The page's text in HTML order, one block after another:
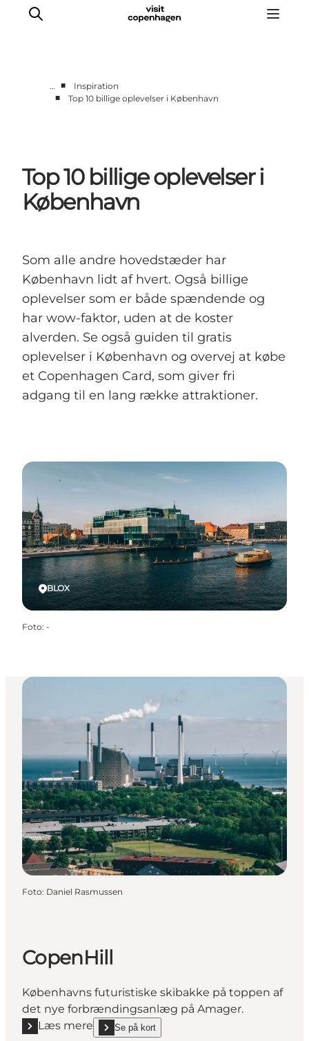
Områder
Planlæg din tur
CopenPay
… ■
Inspiration
■
Top 10 billige oplevelser i København
Top 10 billige oplevelser i
København
Som alle andre hovedstæder har
København lidt af hvert. Også billige
oplevelser som er både spændende og
har wow-faktor, uden at de koster
alverden. Se også guiden til gratis
oplevelser i København og overvej at købe
et Copenhagen Card, som giver fri
adgang til en lang række attraktioner.
BLOX
Foto: -
Foto: Daniel Rasmussen
CopenHill
Københavns futuristiske skibakke på toppen af
det nye forbrændingsanlæg på Amager.
Læs mere
Læs mere "CopenHill"
Se på kort
show CopenHill on_map